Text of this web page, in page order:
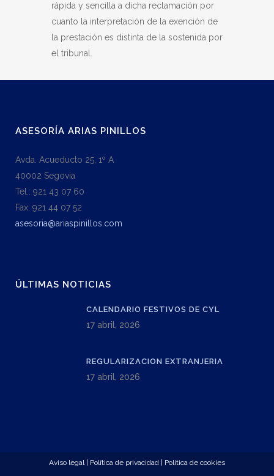
rápida y sencilla a dicha reclamación por
cuanto la interpretación de la exención de
la prestación es distinta de la sostenida por
el tribunal.
ASESORÍA ARIAS PINILLOS
Avda. Acueducto 25, 1º A
40002 Segovia
Tel.: 921 43 07 60
Fax: 921 44 07 52
asesoria@ariaspinillos.com
ÚLTIMAS NOTICIAS
CALENDARIO FESTIVOS DE CYL
17 abril, 2026
REGULARIZACION EXTRANJERIA
17 abril, 2026
Aviso legal| Política de privacidad Política de cookies